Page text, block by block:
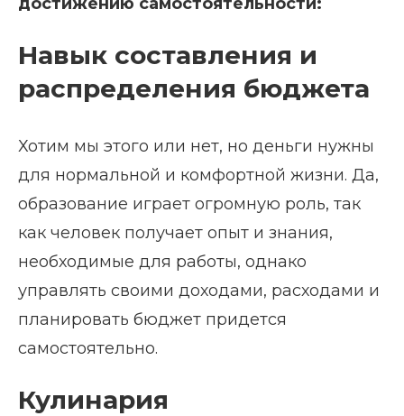
Навык составления и
распределения бюджета
Хотим мы этого или нет, но деньги нужны
для нормальной и комфортной жизни. Да,
образование играет огромную роль, так
как человек получает опыт и знания,
необходимые для работы, однако
управлять своими доходами, расходами и
планировать бюджет придется
самостоятельно.
Кулинария